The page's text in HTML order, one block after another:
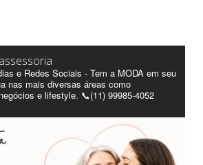
e Redes Sociais - Tem a MODA em seu
nas mais diversas áreas como
e lifestyle. 📞(11) 99985-4052